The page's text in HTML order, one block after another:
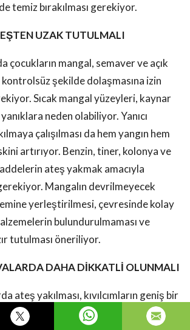
temiz bırakılması gerekiyor.
UZAK TUTULMALI
çocukların mangal, semaver ve açık
şekilde dolaşmasına izin
Sıcak mangal yüzeyleri, kaynar
neden olabiliyor. Yanıcı
çalışılması da hem yangın hem
artırıyor. Benzin, tiner, kolonya ve
ateş yakmak amacıyla
Mangalın devrilmeyecek
yerleştirilmesi, çevresinde kolay
bulundurulmaması ve
tutulması öneriliyor.
DAHA DİKKATLİ OLUNMALI
ateş yakılması, kıvılcımların geniş bir
neden olabiliyor. Bu nedenle rüzgarın